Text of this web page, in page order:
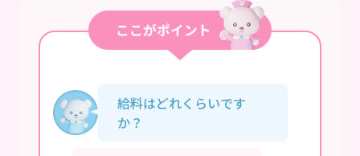
給料はどれくらいです
か？